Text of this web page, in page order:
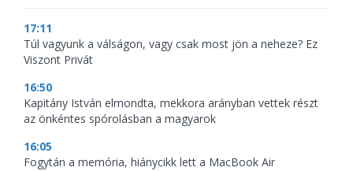
17:11
Túl vagyunk a válságon, vagy csak most jön a neheze? Ez
Viszont Privát
16:50
Kapitány István elmondta, mekkora arányban vettek részt
az önkéntes spórolásban a magyarok
16:05
Fogytán a memória, hiánycikk lett a MacBook Air